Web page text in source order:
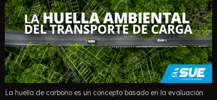
La huella de carbono es un concepto basado en la evaluación